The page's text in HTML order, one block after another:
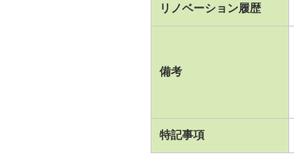
リノベーション履歴
備考
特記事項